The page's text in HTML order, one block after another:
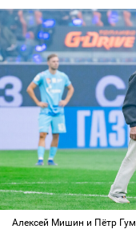
Алексей Мишин и Пётр